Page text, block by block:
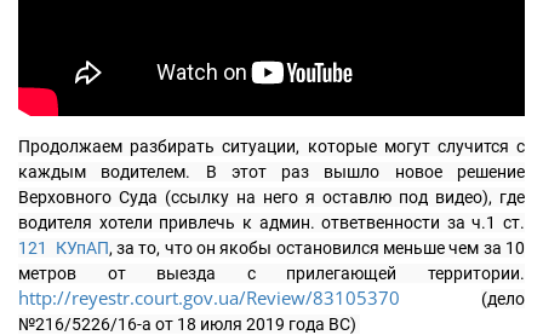
Продолжаем разбирать ситуации, которые могут случится с
каждым водителем. В этот раз вышло новое решение
Верховного Суда (ссылку на него я оставлю под видео), где
водителя хотели привлечь к админ. ответвенности за ч.1 ст.
121
КУпАП, за то, что он якобы остановился меньше чем за 10
http://reyestr.court.gov.ua/Review/83105370
(дело
№216/5226/16-а от 18 июля 2019 года ВС)